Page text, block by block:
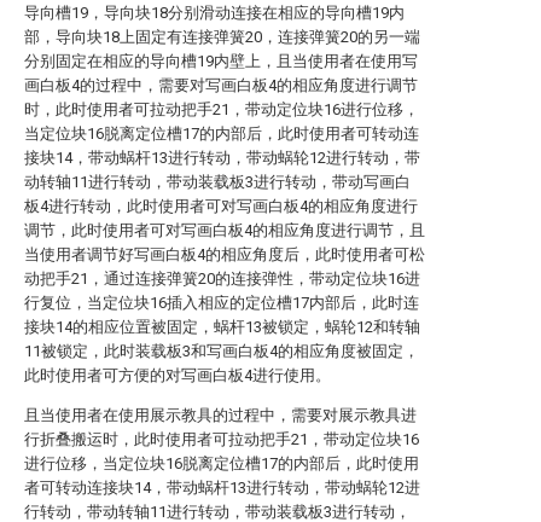
导向槽19，导向块18分别滑动连接在相应的导向槽19内
部，导向块18上固定有连接弹簧20，连接弹簧20的另一端
分别固定在相应的导向槽19内壁上，且当使用者在使用写
画白板4的过程中，需要对写画白板4的相应角度进行调节
时，此时使用者可拉动把手21，带动定位块16进行位移，
当定位块16脱离定位槽17的内部后，此时使用者可转动连
接块14，带动蜗杆13进行转动，带动蜗轮12进行转动，带
动转轴11进行转动，带动装载板3进行转动，带动写画白
板4进行转动，此时使用者可对写画白板4的相应角度进行
调节，此时使用者可对写画白板4的相应角度进行调节，且
当使用者调节好写画白板4的相应角度后，此时使用者可松
动把手21，通过连接弹簧20的连接弹性，带动定位块16进
行复位，当定位块16插入相应的定位槽17内部后，此时连
接块14的相应位置被固定，蜗杆13被锁定，蜗轮12和转轴
11被锁定，此时装载板3和写画白板4的相应角度被固定，
此时使用者可方便的对写画白板4进行使用。
且当使用者在使用展示教具的过程中，需要对展示教具进
行折叠搬运时，此时使用者可拉动把手21，带动定位块16
进行位移，当定位块16脱离定位槽17的内部后，此时使用
者可转动连接块14，带动蜗杆13进行转动，带动蜗轮12进
行转动，带动转轴11进行转动，带动装载板3进行转动，